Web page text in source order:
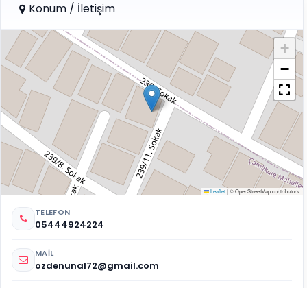
Konum / İletişim
+
−
Leaflet|© OpenStreetMap contributors
TELEFON
05444924224
MAIL
ozdenunal72@gmail.com